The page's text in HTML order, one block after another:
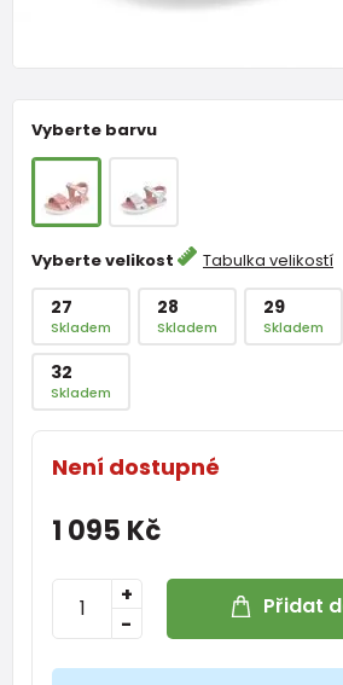
Vyberte barvu
Vyberte velikost Tabulka velikostí
27
Skladem
28
Skladem
29
Skladem
32
Skladem
Není dostupné
1 095 Kč
-
+ Přidat